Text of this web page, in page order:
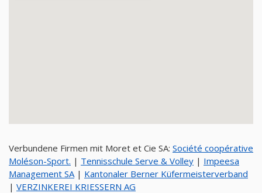
Verbundene Firmen mit Moret et Cie SA: Société coopérative
Moléson-Sport. | Tennisschule Serve & Volley | Impeesa
Management SA | Kantonaler Berner Küfermeisterverband
| VERZINKEREI KRIESSERN AG